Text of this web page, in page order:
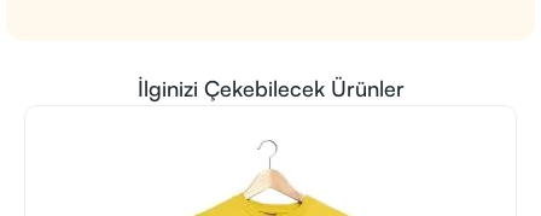
İlginizi Çekebilecek Ürünler